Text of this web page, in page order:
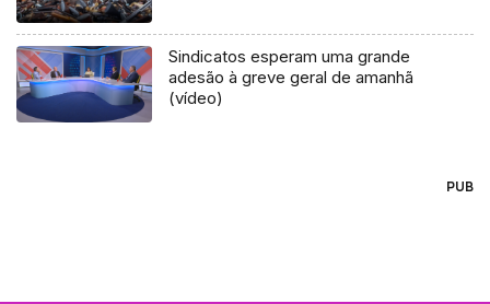
Sindicatos esperam uma grande
adesão à greve geral de amanhã
(vídeo)
PUB